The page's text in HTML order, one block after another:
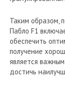
Таким образом,
Пабло F1
обеспечить
получение
является
достичь